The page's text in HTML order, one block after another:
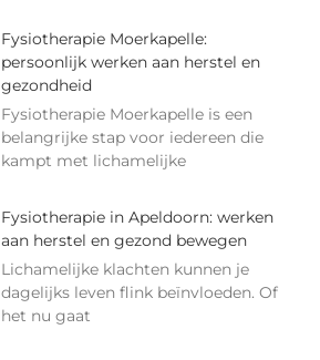
Fysiotherapie Moerkapelle:
persoonlijk werken aan herstel en
gezondheid
Fysiotherapie Moerkapelle is een
belangrijke stap voor iedereen die
kampt met lichamelijke
Fysiotherapie in Apeldoorn: werken
aan herstel en gezond bewegen
Lichamelijke klachten kunnen je
dagelijks leven flink beïnvloeden. Of
het nu gaat